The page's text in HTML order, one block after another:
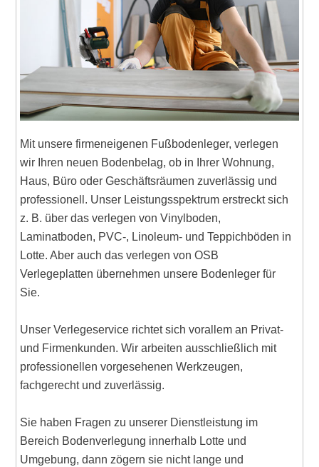
Mit unsere firmeneigenen Fußbodenleger, verlegen
wir Ihren neuen Bodenbelag, ob in Ihrer Wohnung,
Haus, Büro oder Geschäftsräumen zuverlässig und
professionell. Unser Leistungsspektrum erstreckt sich
z. B. über das verlegen von Vinylboden,
Laminatboden, PVC-, Linoleum- und Teppichböden in
Lotte. Aber auch das verlegen von OSB
Verlegeplatten übernehmen unsere Bodenleger für
Sie.
Unser Verlegeservice richtet sich vorallem an Privat-
und Firmenkunden. Wir arbeiten ausschließlich mit
professionellen vorgesehenen Werkzeugen,
fachgerecht und zuverlässig.
Sie haben Fragen zu unserer Dienstleistung im
Bereich Bodenverlegung innerhalb Lotte und
Umgebung, dann zögern sie nicht lange und